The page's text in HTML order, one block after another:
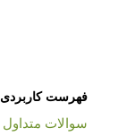
فهرست کاربردی
سوالات متداول